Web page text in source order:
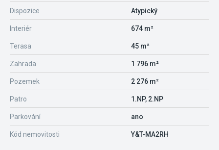
Dispozice Atypický
Interiér 674 m²
Terasa 45 m²
Zahrada 1 796 m²
Pozemek 2 276 m²
Patro 1.NP, 2.NP
Parkování ano
Kód nemovitosti Y&T-MA2RH